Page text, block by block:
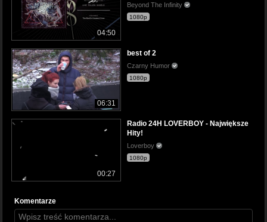
04:50
Beyond The Infinity
1080p
06:31
best of 2
Czarny Humor
1080p
00:27
Radio 24H LOVERBOY - Największe
Hity!
Loverboy
1080p
Komentarze